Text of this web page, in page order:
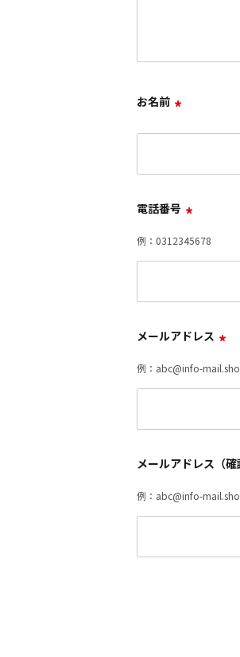
お名前 *
電話番号 *
例：0312345678
メールアドレス *
例：abc@info-
メールアドレス（確
例：abc@info-